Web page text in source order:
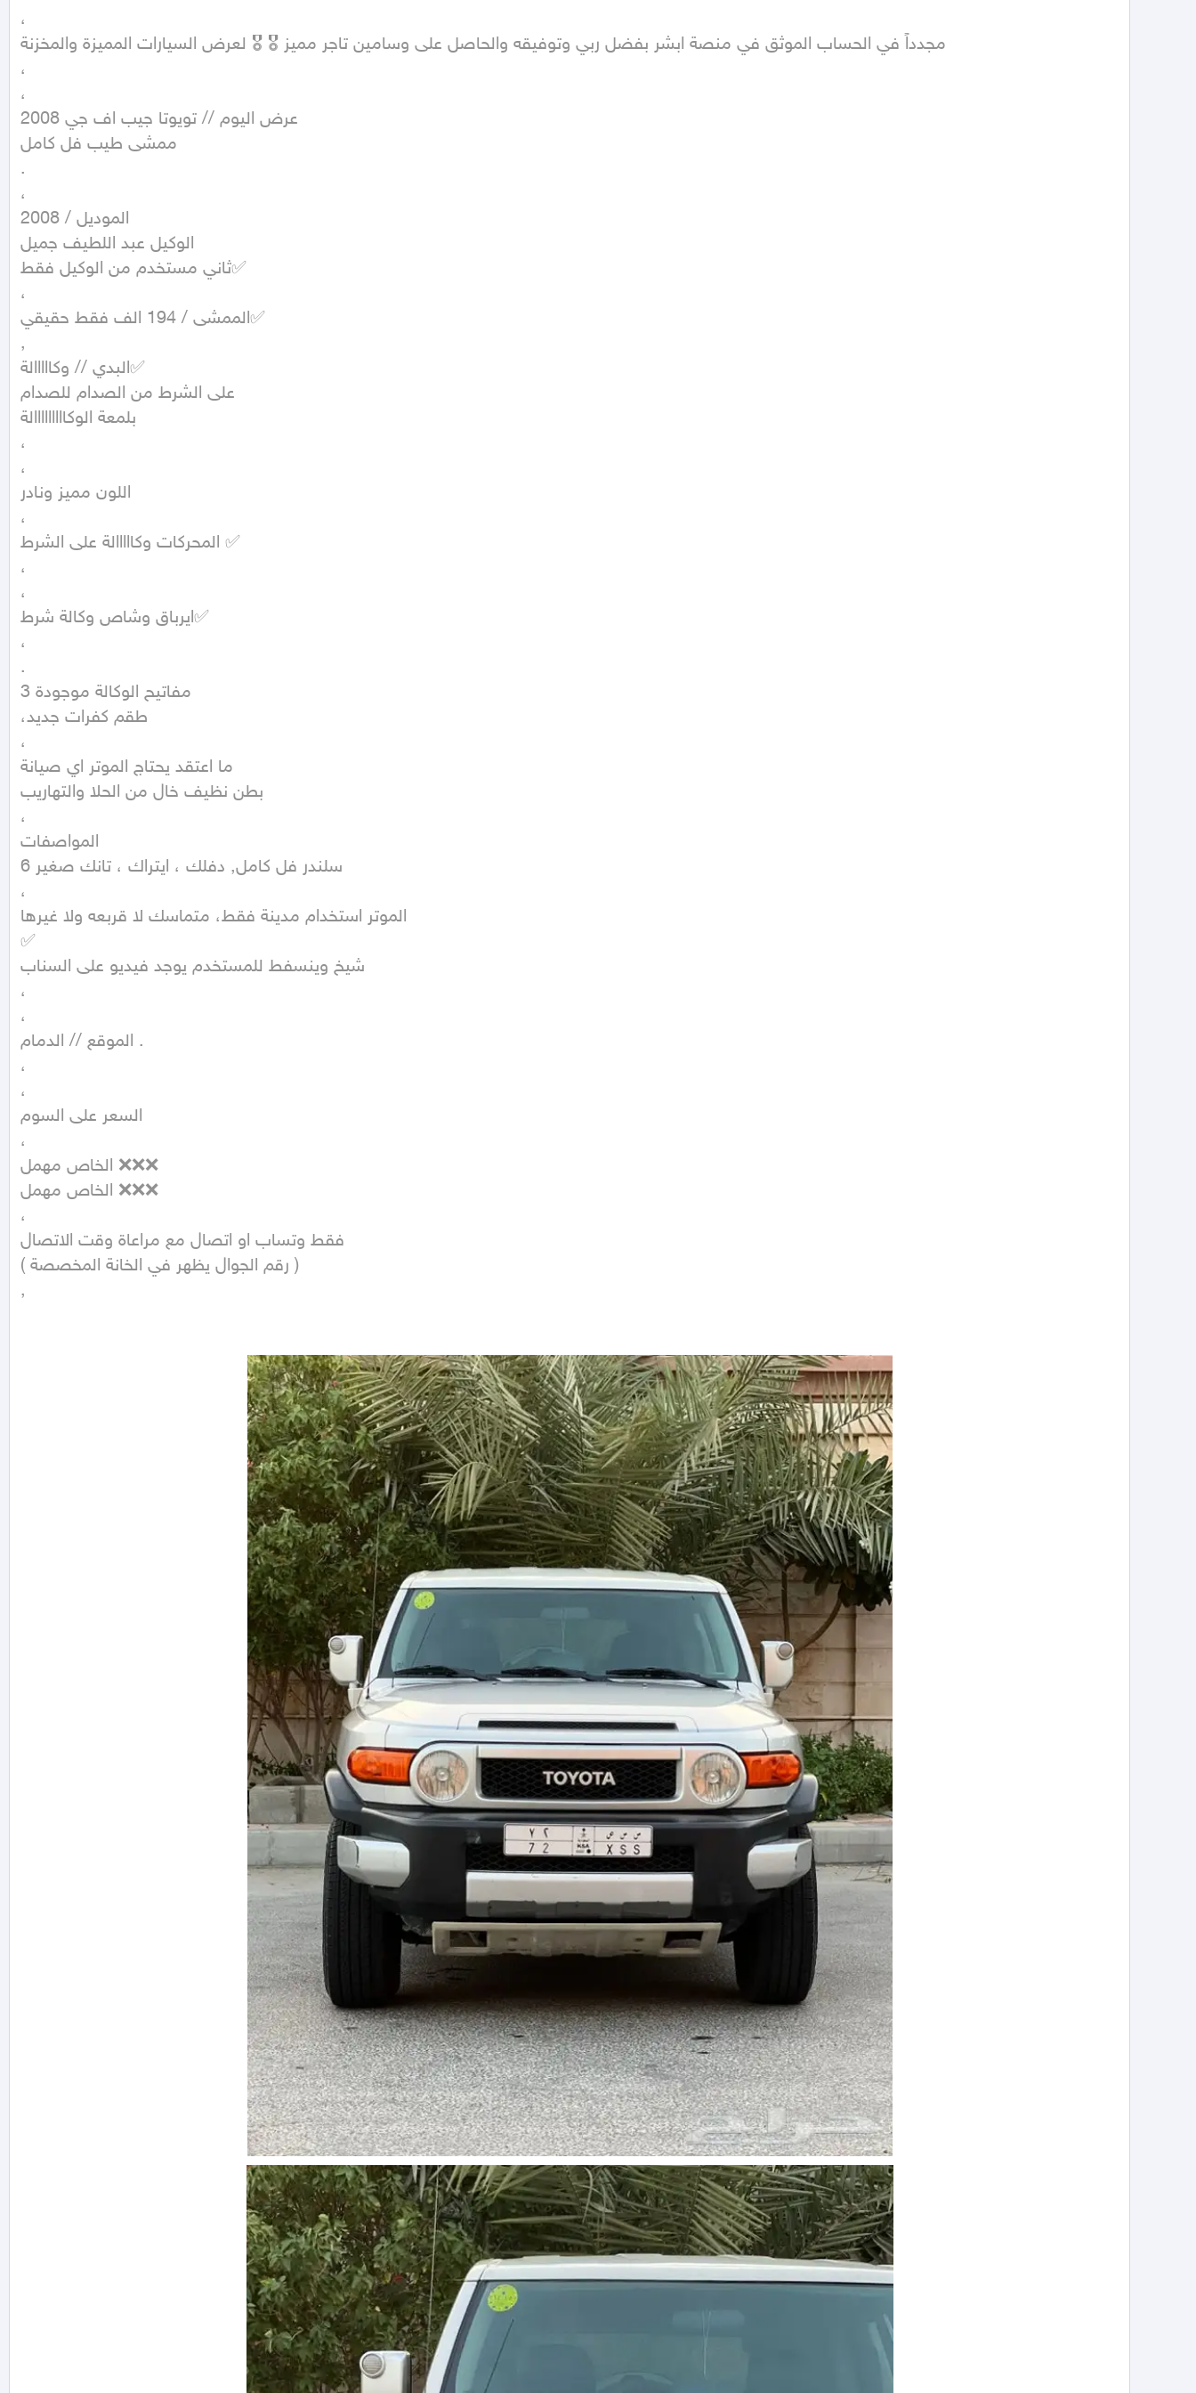
،
مجدداً في الحساب الموثق في منصة ابشر بفضل ربي وتوفيقه والحاصل على وسامين تاجر مميز 🎖 🎖 لعرض السيارات المميزة والمخزنة
،
،
عرض اليوم // تويوتا جيب اف جي 2008
ممشى طيب فل كامل
.
،
الموديل / 2008
الوكيل عبد اللطيف جميل
ثاني مستخدم من الوكيل فقط✅
،
الممشى / 194 الف فقط حقيقي✅
,
البدي // وكااااالة✅
على الشرط من الصدام للصدام
بلمعة الوكااااااااالة
،
،
اللون مميز ونادر
،
المحركات وكااااالة على الشرط ✅
،
،
ايرباق وشاص وكالة شرط✅
،
.
3 مفاتيح الوكالة موجودة
،طقم كفرات جديد
،
ما اعتقد يحتاج الموتر اي صيانة
بطن نظيف خال من الحلا والتهاريب
،
المواصفات
6 سلندر فل كامل, دفلك ، ايتراك ، تانك صغير
،
الموتر استخدام مدينة فقط، متماسك لا قربعه ولا غيرها
✅
شيخ وينسفط للمستخدم يوجد فيديو على السناب
،
،
الموقع // الدمام .
،
،
السعر على السوم
،
الخاص مهمل ❌❌❌
الخاص مهمل ❌❌❌
،
فقط وتساب او اتصال مع مراعاة وقت الاتصال
( رقم الجوال يظهر في الخانة المخصصة )
,